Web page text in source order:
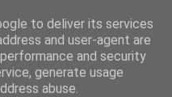
to deliver its services
and user-agent are
and security
generate usage
abuse.